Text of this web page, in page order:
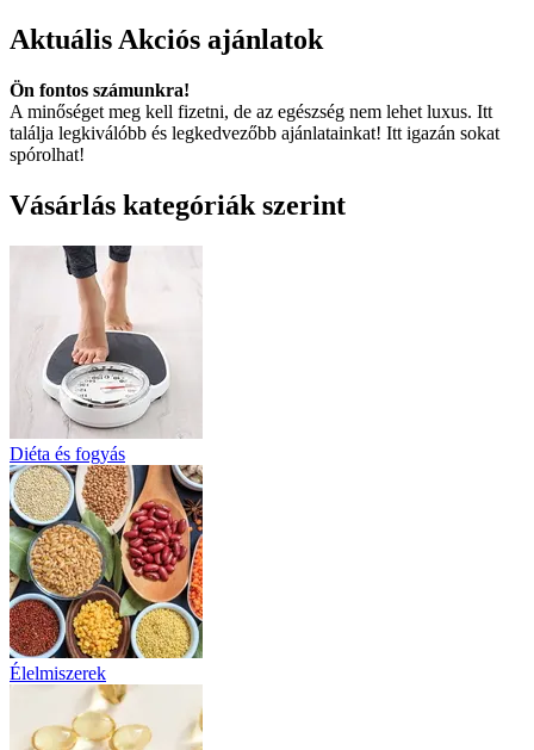
Aktuális Akciós ajánlatok
Ön fontos számunkra!
A minőséget meg kell fizetni, de az egészség nem lehet luxus. Itt
találja legkiválóbb és legkedvezőbb ajánlatainkat! Itt igazán sokat
spórolhat!
Vásárlás kategóriák szerint
Diéta és fogyás
Élelmiszerek